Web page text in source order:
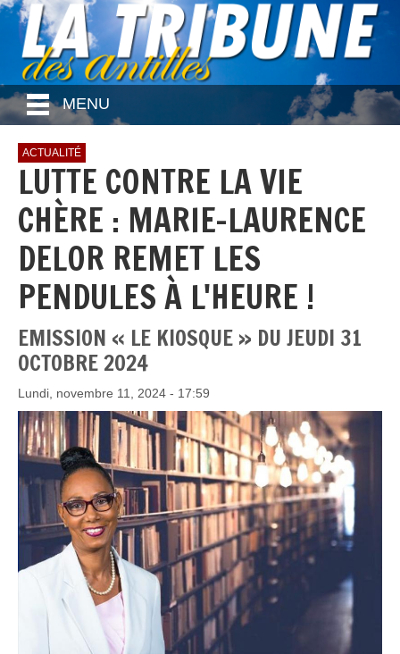
MENU
ACTUALITÉ
LUTTE CONTRE LA VIE
CHÈRE : MARIE-LAURENCE
DELOR REMET LES
PENDULES À L'HEURE !
EMISSION « LE KIOSQUE » DU JEUDI 31
OCTOBRE 2024
Lundi, novembre 11, 2024 - 17:59